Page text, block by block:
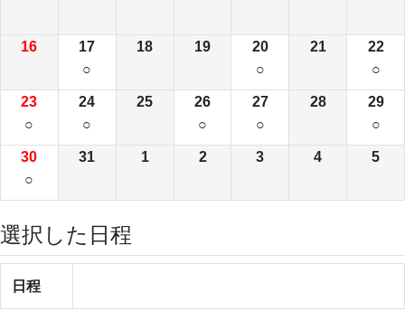
16
17
○
18 19
20
○
21
22
○
23
○
24
○
25
26
○
27
○
28
29
○
30
○
31 1 2 3 4 5
選択した日程
日程